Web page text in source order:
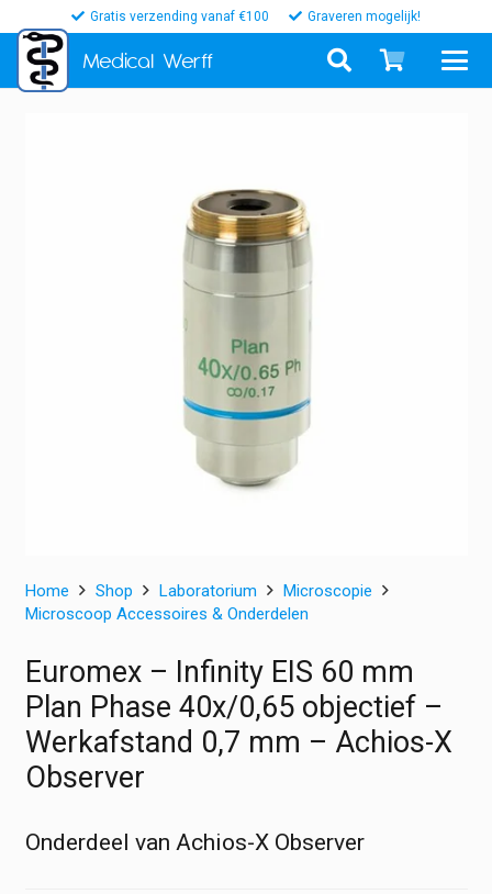
Gratis verzending vanaf €100 Graveren mogelijk!
Medical Werff
Home Shop Laboratorium
Microscopie
Microscoop Accessoires & Onderdelen
Euromex – Infinity EIS 60 mm
Plan Phase 40x/0,65 objectief –
Werkafstand 0,7 mm – Achios-X
Observer
Onderdeel van Achios-X Observer